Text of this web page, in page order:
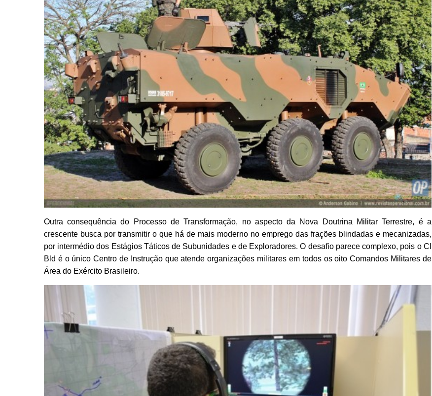
Outra consequência do Processo de Transformação, no aspecto da Nova Doutrina Militar Terrestre, é a
crescente busca por transmitir o que há de mais moderno no emprego das frações blindadas e mecanizadas,
por intermédio dos Estágios Táticos de Subunidades e de Exploradores. O desafio parece complexo, pois o CI
Bld é o único Centro de Instrução que atende organizações militares em todos os oito Comandos Militares de
Área do Exército Brasileiro.